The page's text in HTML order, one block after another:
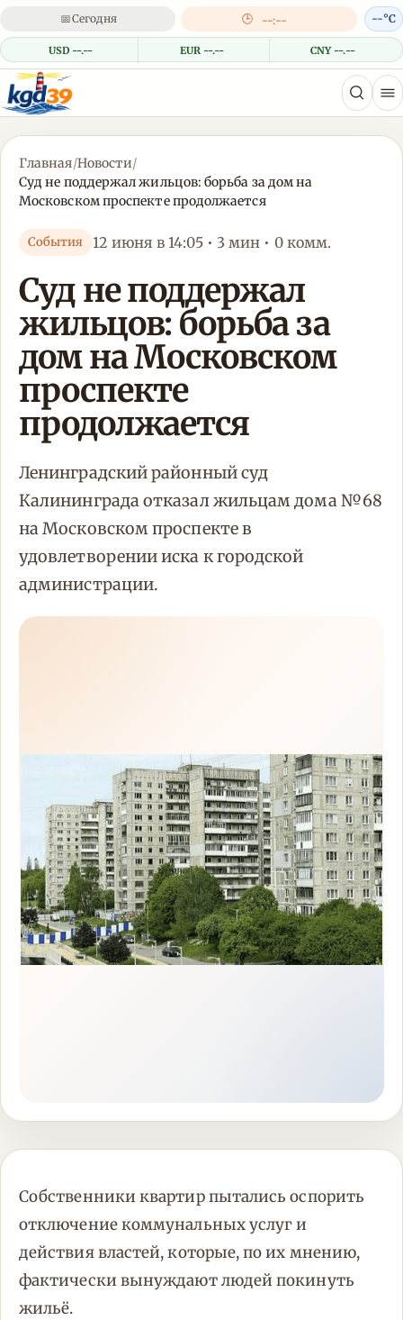
📅Сегодня 🕒 --:--
USD --.-- EUR --.-- CNY --.--
--°C
Главная/Новости/
Суд не поддержал жильцов: борьба за дом на
Московском проспекте продолжается
События 12 июня в 14:05 • 3 мин • 0 комм.
Суд не поддержал
жильцов: борьба за
дом на Московском
проспекте
продолжается
Ленинградский районный суд
Калининграда отказал жильцам дома №68
на Московском проспекте в
удовлетворении иска к городской
администрации.
Собственники квартир пытались оспорить
отключение коммунальных услуг и
действия властей, которые, по их мнению,
фактически вынуждают людей покинуть
жильё.